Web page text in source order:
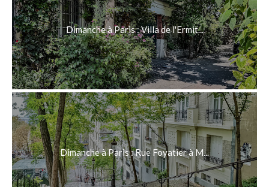
Dimanche à Paris : Villa de l'Ermit...
Dimanche à Paris : Rue Foyatier à M...